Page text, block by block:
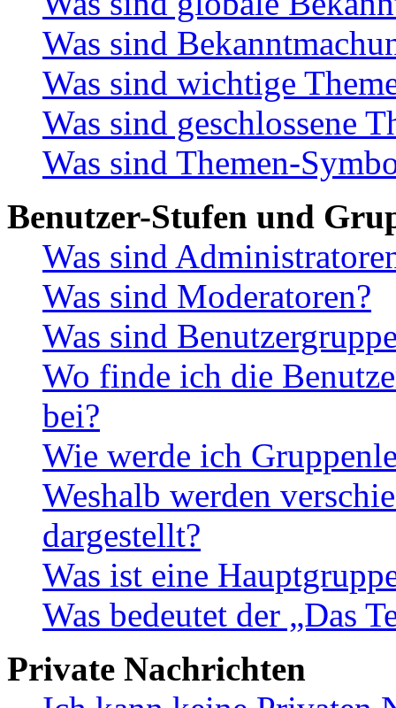
Was sind
Was sind wichtige
Was sind geschlossene
Was sind Themen-
Benutzer-Stufen und
Was sind
Was sind Moderatoren?
Was sind
Wo finde ich die
bei?
Wie werde ich
Weshalb werden
dargestellt?
Was ist eine
Was bedeutet der „Das
Private Nachrichten